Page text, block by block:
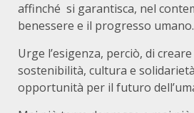
affinché si garantisca, nel
benessere e il progresso umano.
Urge l’esigenza, perciò, di
sostenibilità, cultura e
opportunità per il futuro